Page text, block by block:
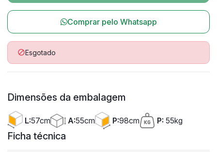
Comprar pelo Whatsapp
Esgotado
Dimensões da embalagem
L:57cm A:55cm P:98cm P: 55kg
Ficha técnica